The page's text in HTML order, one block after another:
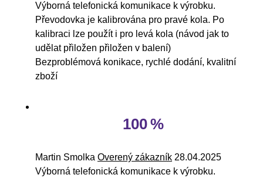
Výborná telefonická komunikace k výrobku.
Převodovka je kalibrována pro pravé kola. Po
kalibraci lze použít i pro levá kola (návod jak to
udělat přiložen přiložen v balení)
Bezproblémová konikace, rychlé dodání, kvalitní
zboží
100 %
Martin Smolka Overený zákazník 28.04.2025
Výborná telefonická komunikace k výrobku.